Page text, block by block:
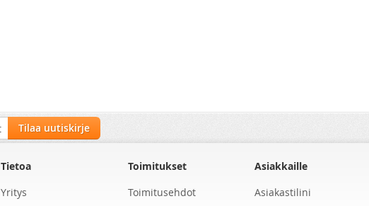
Tilaa uutiskirje
Tietoa
Yritys
Toimitukset
Toimitusehdot
Asiakkaille
Asiakastilini